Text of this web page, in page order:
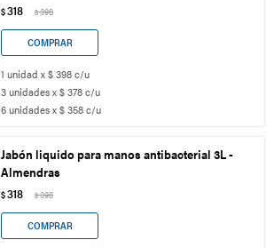
$318 $398
1 unidad x $ 398 c/u
3 unidades x $ 378 c/u
6 unidades x $ 358 c/u
Jabón liquido para manos antibacterial 3L -
Almendras
$318 $398